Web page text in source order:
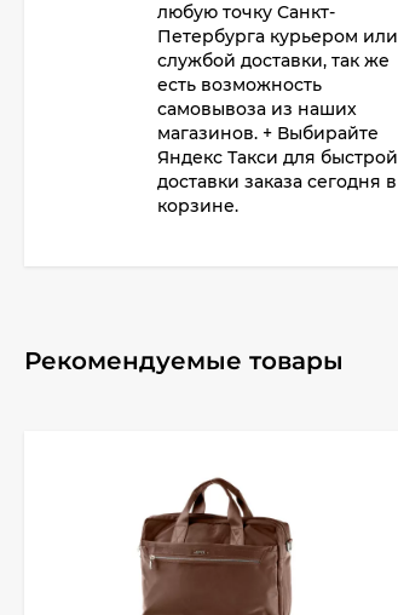
любую точку Санкт-
Петербурга курьером или
службой доставки, так же
есть возможность
самовывоза из наших
магазинов. + Выбирайте
Яндекс Такси для быстрой
доставки заказа сегодня в
корзине.
Рекомендуемые товары